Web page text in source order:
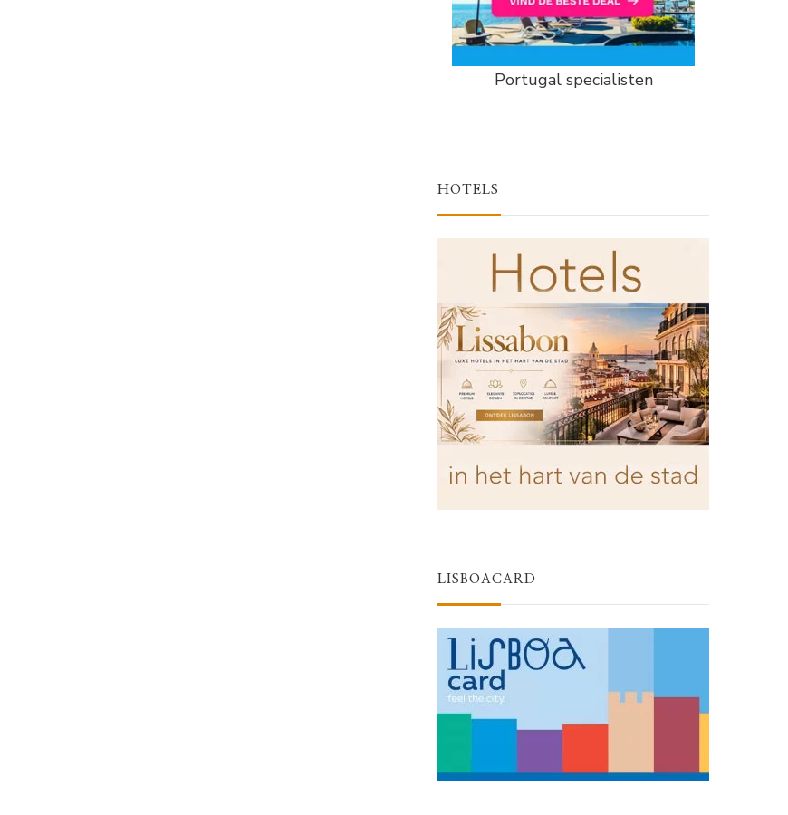
Portugal specialisten
HOTELS
LISBOACARD